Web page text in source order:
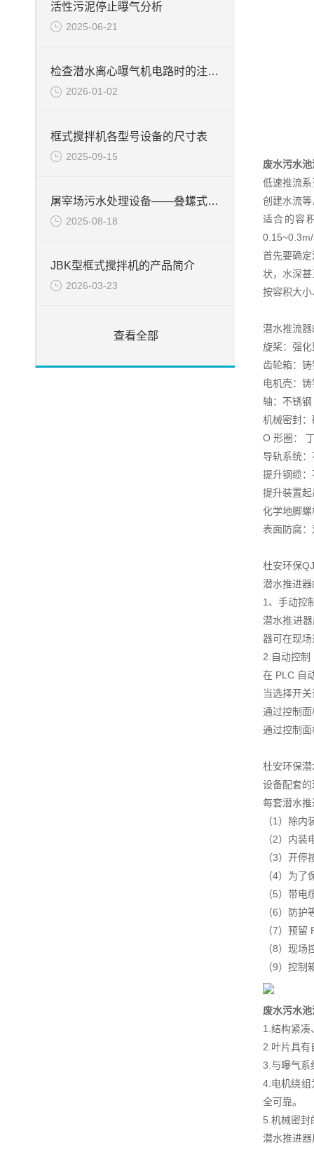
活性污泥停止曝气分析
2025-06-21
检查潜水离心曝气机电路时的注意事项
2026-01-02
框式搅拌机各型号设备的尺寸表
2025-09-15
屠宰场污水处理设备——叠螺式脱水机
2025-08-18
JBK型框式搅拌机的产品简介
2026-03-23
查看全部
废水污水
低速推流
创建水流
适合的容
首先要确
状，水深
按容积大
潜水推流
旋桨：强
齿轮箱：
电机壳：
轴：不锈钢
机械密封
O 形圈：
导轨系统
提升钢缆
提升装置
化学地脚
表面防腐
杜安环保
潜水推进
1、手动控
潜水推进
器可在现
2.自动控制
在 PLC 自
当选择开
通过控制
通过控制
杜安环保
设备配套
每套潜水
（1）除
（2）内
（3）开
（4）为
（5）带电
（6）防护
（7）预
（8）现
（9）控
废水污水
1.结构紧凑
2.叶片具有
3.与曝气系
4.电机绕组
全可靠。
5.机械密封
潜水推进